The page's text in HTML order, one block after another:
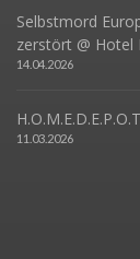
Selbstmord
zerstört @ Hotel
14.04.2026
11.03.2026